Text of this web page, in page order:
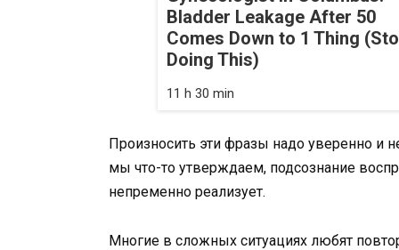
Bladder Leakage After 50
Comes Down to 1 Thing
Doing This)
11 h 30 min
Произносить эти фразы надо уверенно и
мы что-то утверждаем, подсознание
непременно реализует.
Многие в сложных ситуациях любят